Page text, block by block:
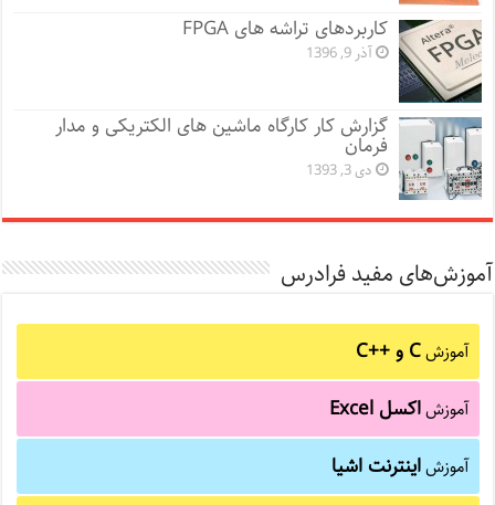
کاربردهای تراشه های FPGA
آذر 9, 1396
گزارش کار کارگاه ماشین های الکتریکی و مدار
فرمان
دی 3, 1393
آموزش‌های مفید فرادرس
آموزشC و C++‎
آموزشاکسل Excel
آموزشاینترنت اشیا